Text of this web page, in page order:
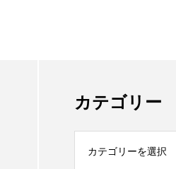
カテゴリー